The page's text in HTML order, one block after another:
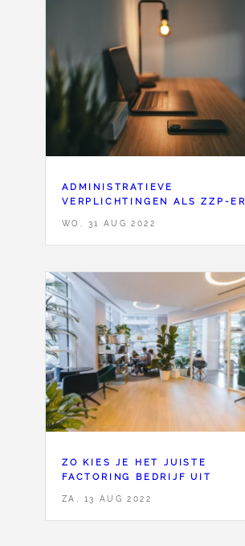
ADMINISTRATIEVE
VERPLICHTINGEN ALS ZZP-ER
WO, 31 AUG 2022
ZO KIES JE HET JUISTE
FACTORING BEDRIJF UIT
ZA, 13 AUG 2022